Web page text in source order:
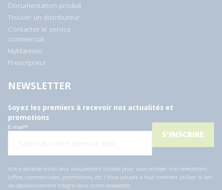
Documentation produit
Trouver un distributeur
Contacter le service
commercial
MyMantion
Prescripteur
NEWSLETTER
Soyez les premiers à recevoir nos actualités et
promotions
E-mail*
Votre adresse email sera uniquement utilisée pour vous envoyer nos newsletters
(offres commerciales, promotions, etc.) Vous pouvez à tout moment utiliser le lien
de désabonnement intégré dans notre newsletter.